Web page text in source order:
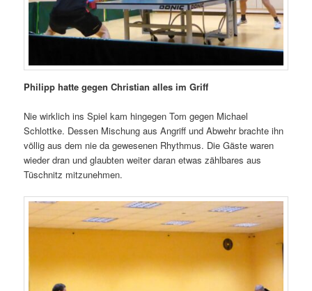
Philipp hatte gegen Christian alles im Griff
Nie wirklich ins Spiel kam hingegen Tom gegen Michael
Schlottke. Dessen Mischung aus Angriff und Abwehr brachte ihn
völlig aus dem nie da gewesenen Rhythmus. Die Gäste waren
wieder dran und glaubten weiter daran etwas zählbares aus
Tüschnitz mitzunehmen.